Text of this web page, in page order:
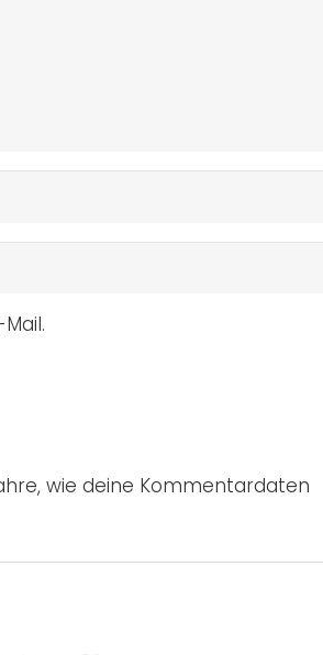
wie deine Kommentardaten